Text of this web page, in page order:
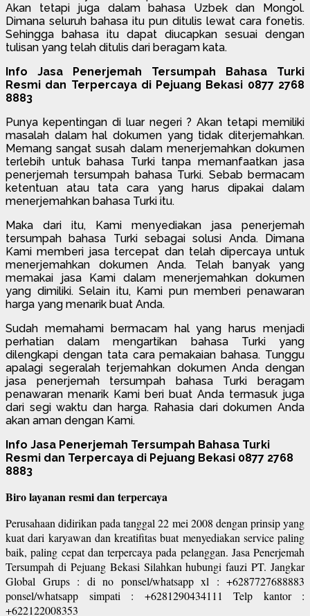
Akan tetapi juga dalam bahasa Uzbek dan Mongol.
Dimana seluruh bahasa itu pun ditulis lewat cara fonetis.
Sehingga bahasa itu dapat diucapkan sesuai dengan
tulisan yang telah ditulis dari beragam kata.
Info Jasa Penerjemah Tersumpah Bahasa Turki
Resmi dan Terpercaya di Pejuang Bekasi 0877 2768
8883
Punya kepentingan di luar negeri ? Akan tetapi memiliki
masalah dalam hal dokumen yang tidak diterjemahkan.
Memang sangat susah dalam menerjemahkan dokumen
terlebih untuk bahasa Turki tanpa memanfaatkan jasa
penerjemah tersumpah bahasa Turki. Sebab bermacam
ketentuan atau tata cara yang harus dipakai dalam
menerjemahkan bahasa Turki itu.
Maka dari itu, Kami menyediakan jasa penerjemah
tersumpah bahasa Turki sebagai solusi Anda. Dimana
Kami memberi jasa tercepat dan telah dipercaya untuk
menerjemahkan dokumen Anda. Telah banyak yang
memakai jasa Kami dalam menerjemahkan dokumen
yang dimiliki. Selain itu, Kami pun memberi penawaran
harga yang menarik buat Anda.
Sudah memahami bermacam hal yang harus menjadi
perhatian dalam mengartikan bahasa Turki yang
dilengkapi dengan tata cara pemakaian bahasa. Tunggu
apalagi segeralah terjemahkan dokumen Anda dengan
jasa penerjemah tersumpah bahasa Turki beragam
penawaran menarik Kami beri buat Anda termasuk juga
dari segi waktu dan harga. Rahasia dari dokumen Anda
akan aman dengan Kami.
Info Jasa Penerjemah Tersumpah Bahasa Turki
Resmi dan Terpercaya di Pejuang Bekasi 0877 2768
8883
Biro layanan resmi dan terpercaya
Perusahaan didirikan pada tanggal 22 mei 2008 dengan prinsip yang
kuat dari karyawan dan kreatifitas buat menyediakan service paling
baik, paling cepat dan terpercaya pada pelanggan. Jasa Penerjemah
Tersumpah di Pejuang Bekasi Silahkan hubungi fauzi PT. Jangkar
Global Grups : di no ponsel/whatsapp xl : +6287727688883
ponsel/whatsapp simpati : +6281290434111 Telp kantor :
+622122008353